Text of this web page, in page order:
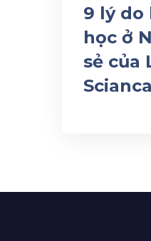
9 lý do
học ở
sẻ của